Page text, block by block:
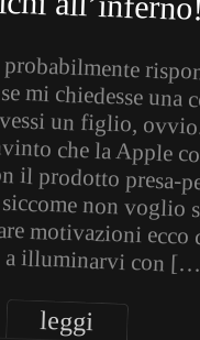
mi chiedesse
un figlio,
che la Apple
il prodotto
non
motivazioni
a illuminarvi con
leggi